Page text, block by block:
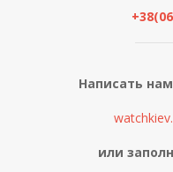
Написать
или